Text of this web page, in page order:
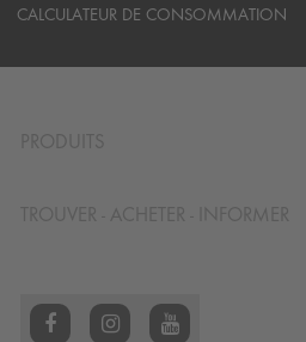
SYSTÈMES
CALCULATEUR DE CONSOMMATION